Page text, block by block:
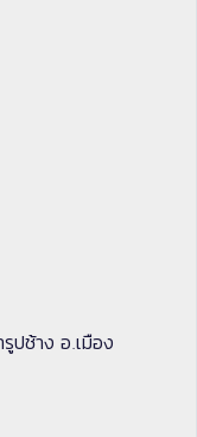
ปช้าง อ.เมือง